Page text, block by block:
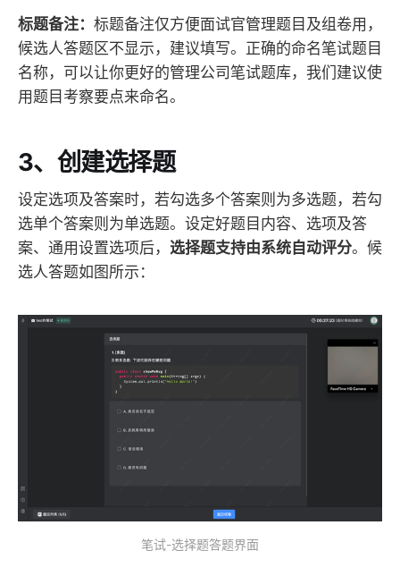
标题备注： 标题备注仅方便面试官管理题目及组卷用，
候选人答题区不显示，建议填写。正确的命名笔试题目
名称，可以让你更好的管理公司笔试题库，我们建议使
用题目考察要点来命名。
3、创建选择题
设定选项及答案时，若勾选多个答案则为多选题，若勾
选单个答案则为单选题。设定好题目内容、选项及答
案、通用设置选项后， 选择题支持由系统自动评分。候
选人答题如图所示：
笔试-选择题答题界面